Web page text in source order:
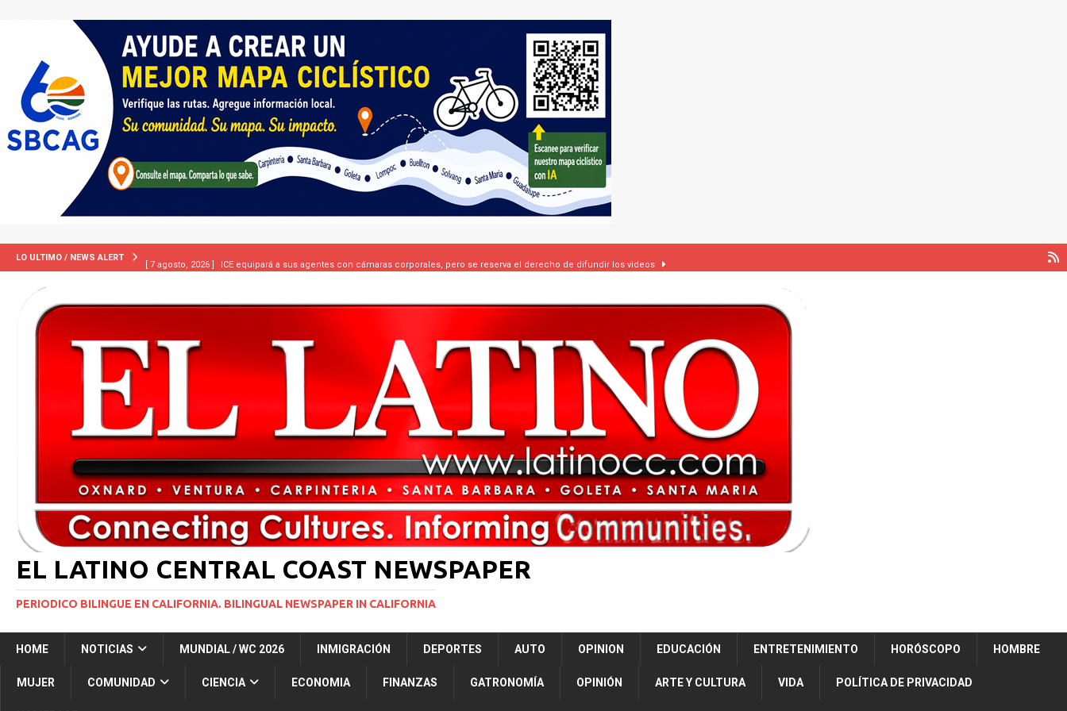
LO ULTIMO / NEWS ALERT
[ 7 agosto, 2026 ] Turquía, Pakistán y Arabia Saudí firman pacto de defensa mutua ante escalada de tensiones en Oriente Medio
[ 2 julio, 2024 ] Colombia apaga el ‘efecto Vini’. Brasil 1 – Colombia 1 DEPORTE
Corte Suprema levanta suspensión a ley de Texas que permite a la policía detener a migrantes
INMIGRACIÓN
Potente tormenta invernal desatará la mayor nevada en lo que va del año en California NACIONALES
[ 7 agosto, 2026 ] Simi Valley Man Sentenced to 51 Years to Life for Murdering Girlfriend in Front of Her Children LOCAL
[ 7 agosto, 2026 ] El primer hábitat submarino en décadas promete impulsar la investigación oceánica en EE. UU. CIENCIA
EL LATINO CENTRAL COAST NEWSPAPER
PERIODICO BILINGUE EN CALIFORNIA. BILINGUAL NEWSPAPER IN CALIFORNIA
HOME NOTICIAS MUNDIAL / WC 2026 INMIGRACIÓN DEPORTES AUTO OPINION EDUCACIÓN ENTRETENIMIENTO HORÓSCOPO HOMBRE
MUJER COMUNIDAD CIENCIA ECONOMIA FINANZAS GATRONOMÍA OPINIÓN ARTE Y CULTURA VIDA POLÍTICA DE PRIVACIDAD